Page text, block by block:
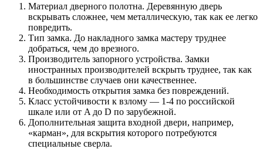
Материал дверного полотна. Деревянную дверь
вскрывать сложнее, чем металлическую, так как ее легко
повредить.
Тип замка. До накладного замка мастеру труднее
добраться, чем до врезного.
Производитель запорного устройства. Замки
иностранных производителей вскрыть труднее, так как
в большинстве случаев они качественнее.
Необходимость открытия замка без повреждений.
Класс устойчивости к взлому — 1-4 по российской
шкале или от A до D по зарубежной.
Дополнительная защита входной двери, например,
«карман», для вскрытия которого потребуются
специальные сверла.